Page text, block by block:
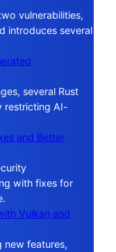
vulnerabilities,
introduces several
several Rust
restricting AI-
and Better
with fixes for
Vulkan and
new features,